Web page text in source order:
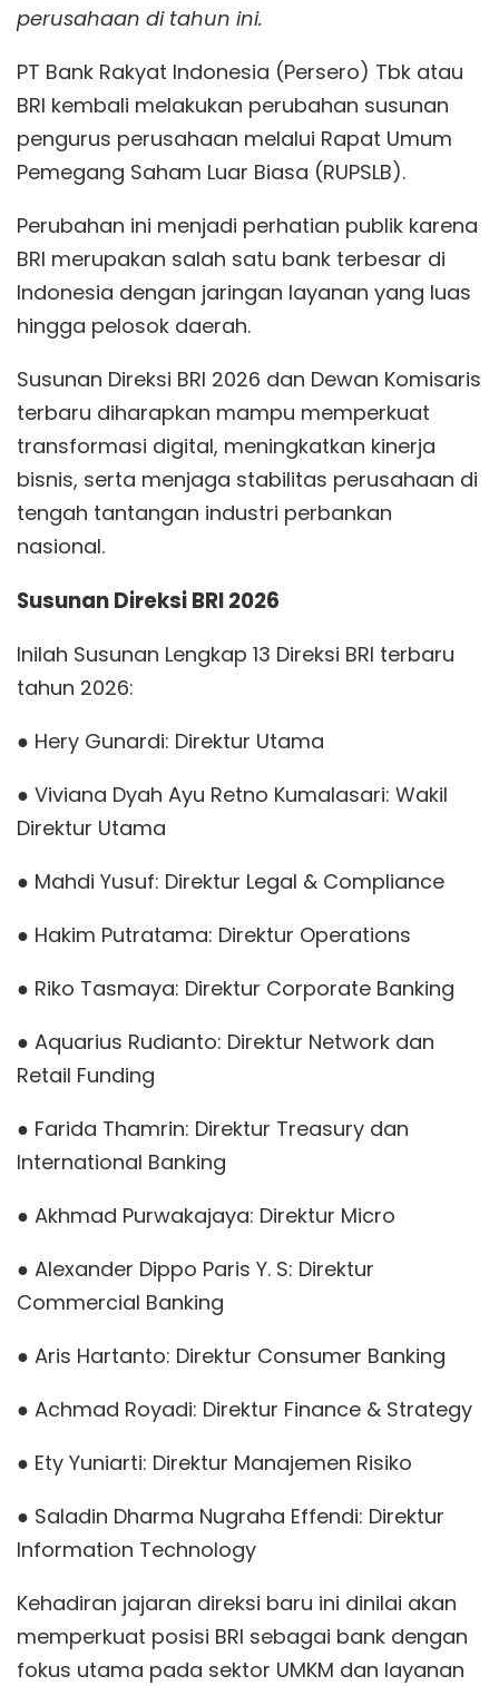
perusahaan di tahun ini.
PT Bank Rakyat Indonesia (Persero) Tbk atau
BRI kembali melakukan perubahan susunan
pengurus perusahaan melalui Rapat Umum
Pemegang Saham Luar Biasa (RUPSLB).
Perubahan ini menjadi perhatian publik karena
BRI merupakan salah satu bank terbesar di
Indonesia dengan jaringan layanan yang luas
hingga pelosok daerah.
Susunan Direksi BRI 2026 dan Dewan Komisaris
terbaru diharapkan mampu memperkuat
transformasi digital, meningkatkan kinerja
bisnis, serta menjaga stabilitas perusahaan di
tengah tantangan industri perbankan
nasional.
Susunan Direksi BRI 2026
Inilah Susunan Lengkap 13 Direksi BRI terbaru
tahun 2026:
● Hery Gunardi: Direktur Utama
● Viviana Dyah Ayu Retno Kumalasari: Wakil
Direktur Utama
● Mahdi Yusuf: Direktur Legal & Compliance
● Hakim Putratama: Direktur Operations
● Riko Tasmaya: Direktur Corporate Banking
● Aquarius Rudianto: Direktur Network dan
Retail Funding
● Farida Thamrin: Direktur Treasury dan
International Banking
● Akhmad Purwakajaya: Direktur Micro
● Alexander Dippo Paris Y. S: Direktur
Commercial Banking
● Aris Hartanto: Direktur Consumer Banking
● Achmad Royadi: Direktur Finance & Strategy
● Ety Yuniarti: Direktur Manajemen Risiko
● Saladin Dharma Nugraha Effendi: Direktur
Information Technology
Kehadiran jajaran direksi baru ini dinilai akan
memperkuat posisi BRI sebagai bank dengan
fokus utama pada sektor UMKM dan layanan